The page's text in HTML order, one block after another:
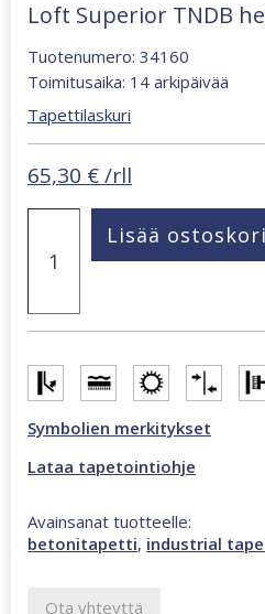
Loft Superior TNDB
Tuotenumero: 34160
Toimitusaika: 14 arkipäivää
Tapettilaskuri
65,30 € /rll
TNDB
määrä
Lisää
Symbolien merkitykset
Lataa tapetointiohje
Avainsanat tuotteelle:
betonitapetti, industrial
Ota yhteyttä